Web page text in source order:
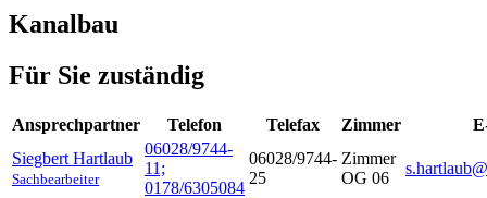
Kanalbau
Für Sie zuständig
Ansprechpartner Telefon Telefax Zimmer
Siegbert Hartlaub
Sachbearbeiter
06028/9744-
11;
0178/6305084
06028/9744-
25
Zimmer
OG 06